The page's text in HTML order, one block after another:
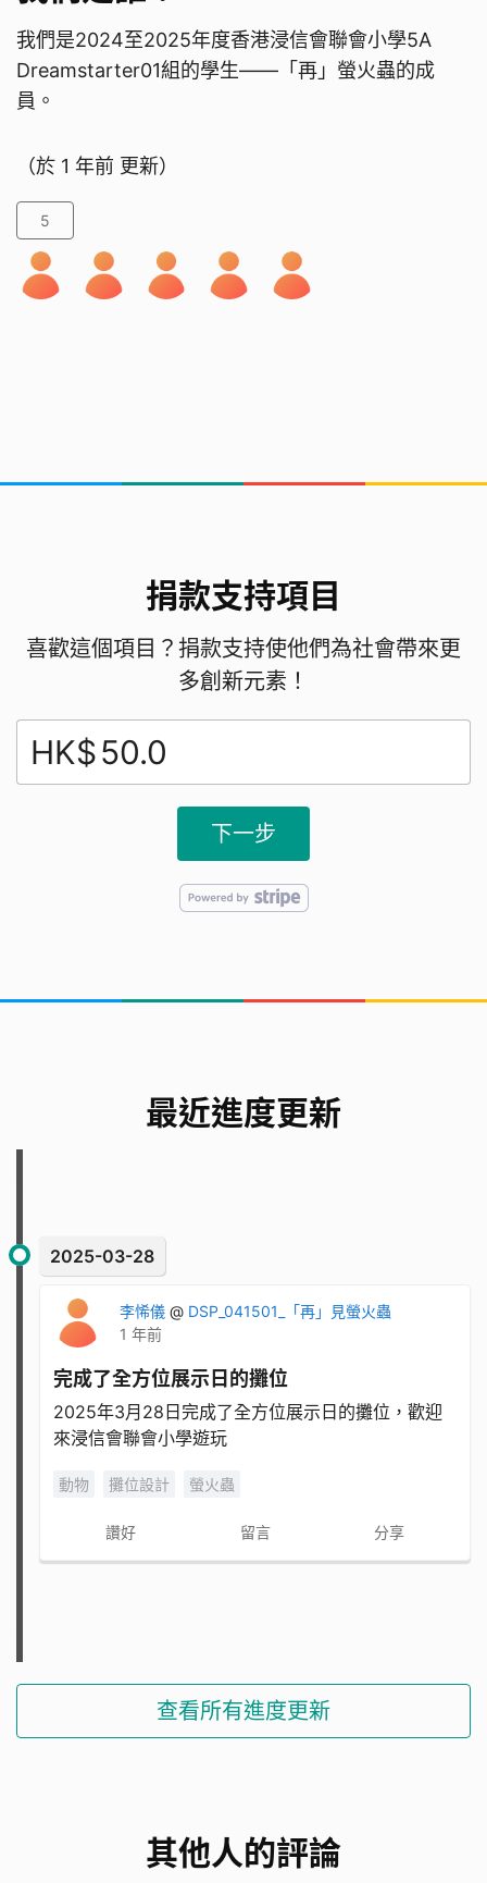
我們是2024至2025年度香港浸信會聯會小學5A
Dreamstarter01組的學生——「再」螢火蟲的成
員。
（於 1 年前 更新）
5
捐款支持項目
喜歡這個項目？捐款支持使他們為社會帶來更
多創新元素！
HK$
下一步
最近進度更新
2025-03-28
李悕儀 @ DSP_041501_「再」見螢火蟲
1 年前
完成了全方位展示日的攤位
2025年3月28日完成了全方位展示日的攤位，歡迎
來浸信會聯會小學遊玩
動物 攤位設計 螢火蟲
讚好 留言 分享
查看所有進度更新
其他人的評論